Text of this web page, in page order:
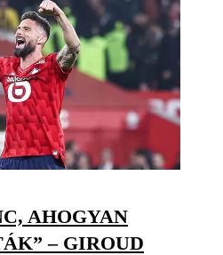
AHOGYAN
– GIROUD